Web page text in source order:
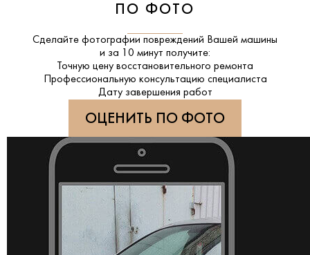
ПО ФОТО
Сделайте фотографии повреждений Вашей машины
и за 10 минут получите:
Точную цену восстановительного ремонта
Профессиональную консультацию специалиста
Дату завершения работ
ОЦЕНИТЬ ПО ФОТО